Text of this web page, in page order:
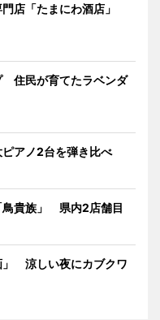
門店「たまにわ酒店」
住民が育てたラベンダ
アノ2台を弾き比べ
鳥貴族」 県内2店舗目
」 涼しい夜にカブクワ